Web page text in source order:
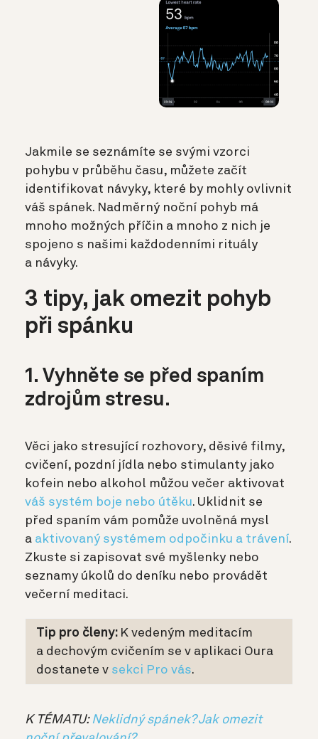
Jakmile se seznámíte se svými vzorci
pohybu v průběhu času, můžete začít
identifikovat návyky, které by mohly ovlivnit
váš spánek. Nadměrný noční pohyb má
mnoho možných příčin a mnoho z nich je
spojeno s našimi každodenními rituály
a návyky.
3 tipy, jak omezit pohyb
při spánku
1. Vyhněte se před spaním
zdrojům stresu.
Věci jako stresující rozhovory, děsivé filmy,
cvičení, pozdní jídla nebo stimulanty jako
kofein nebo alkohol můžou večer aktivovat
váš systém boje nebo útěku. Uklidnit se
před spaním vám pomůže uvolněná mysl
a aktivovaný systémem odpočinku a trávení.
Zkuste si zapisovat své myšlenky nebo
seznamy úkolů do deníku nebo provádět
večerní meditaci.
Tip pro členy: K vedeným meditacím
a dechovým cvičením se v aplikaci Oura
dostanete v sekci Pro vás.
K TÉMATU: Neklidný spánek? Jak omezit